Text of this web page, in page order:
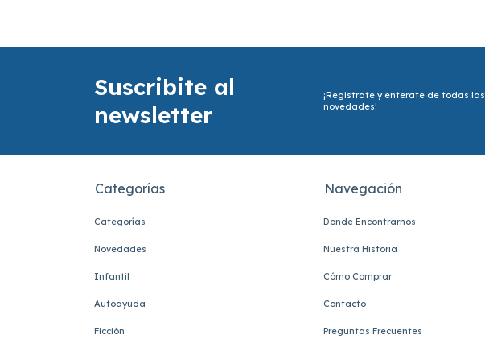
Suscribite al
newsletter
¡Registrate y enterate de todas las
novedades!
Categorías
Categorías
Novedades
Infantil
Autoayuda
Ficción
Navegación
Donde Encontrarnos
Nuestra Historia
Cómo Comprar
Contacto
Preguntas Frecuentes